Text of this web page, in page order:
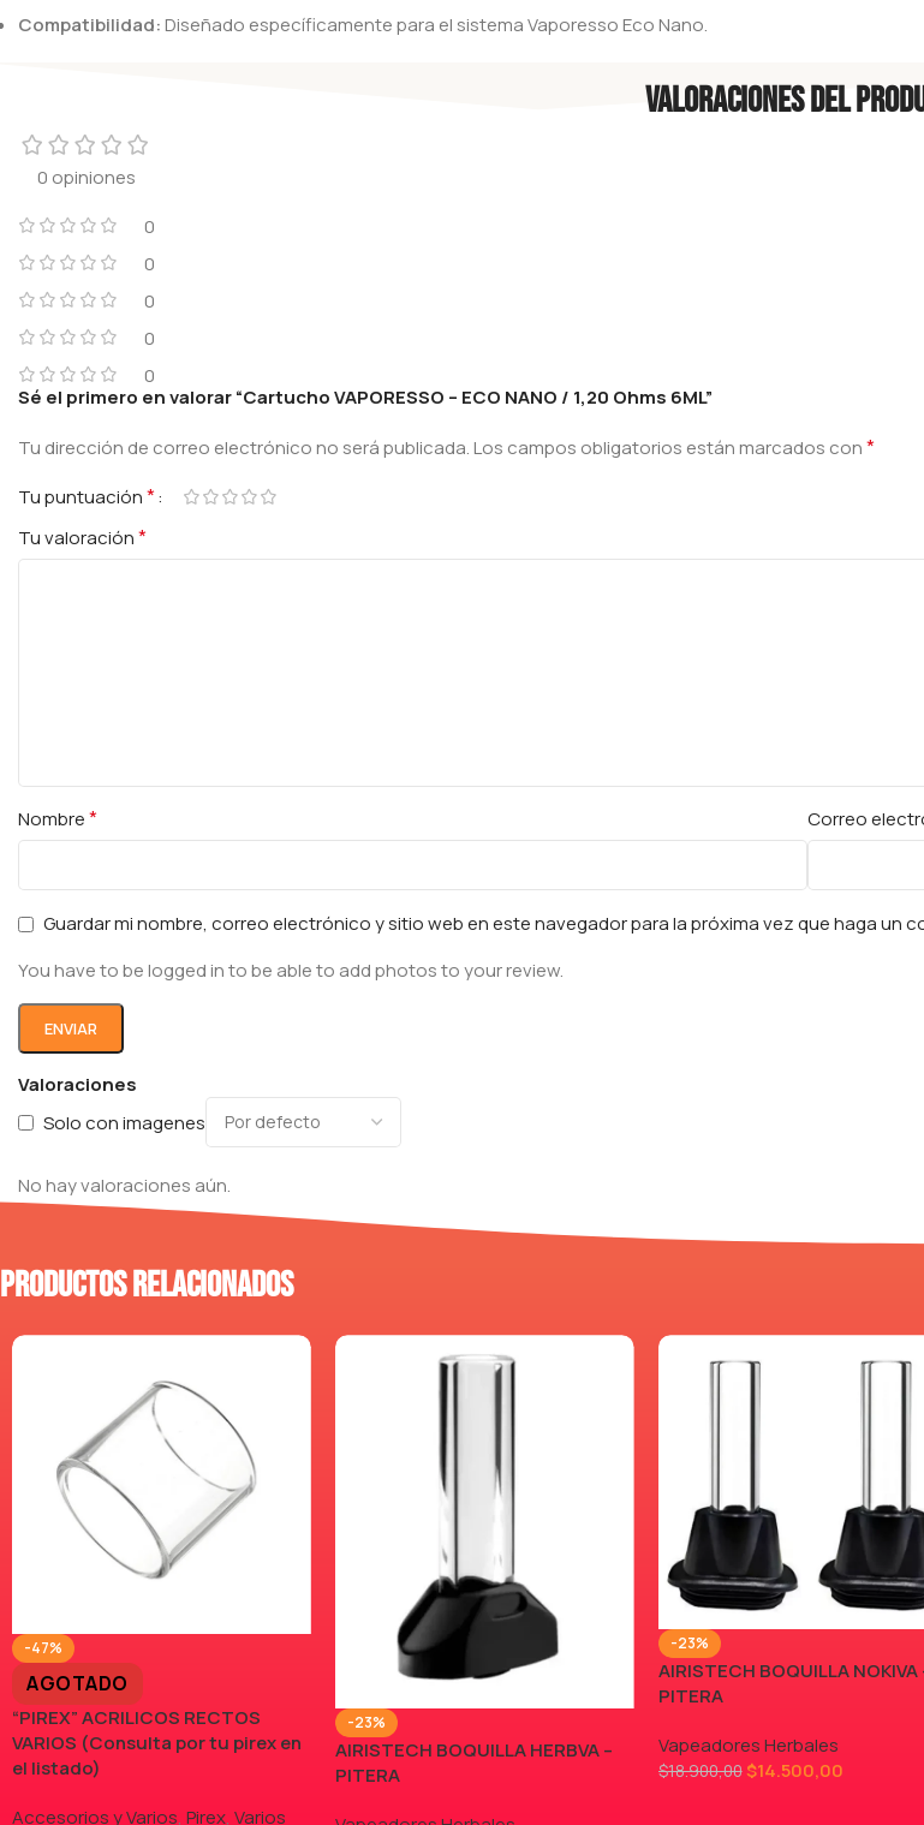
Compatibilidad:Diseñado específicamente para el sistema Vaporesso Eco Nano.
Valoraciones del
0 opiniones
0
0
0
0
0
Valoraciones
Solo con imagenes
No hay valoraciones aún.
Sé el primero en valorar “Cartucho VAPORESSO – ECO NANO / 1,20 Ohms 6ML”
Tu dirección de correo electrónico no será publicada.Los campos obligatorios están marcados con*
Tu puntuación*
Tu valoración*
Nombre* Correo
Guardar mi nombre, correo electrónico y sitio web en este navegador para la próxima vez que haga un
You have to be logged in to be able to add photos to your review.
Productos relacionados
-47%
AGOTADO
“PIREX” ACRILICOS RECTOS
VARIOS (Consulta por tu pirex en
el listado)
Accesorios y Varios, Pirex, Varios
-23%
AIRISTECH BOQUILLA HERBVA –
PITERA
-23%
AIRISTECH BOQUILLA NOKIVA
PITERA
Vapeadores Herbales
$18.900,00$14.500,00